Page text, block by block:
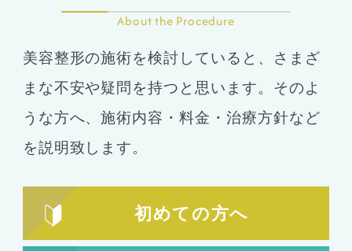
About the Procedure
美容整形の施術を検討していると、さまざ
まな不安や疑問を持つと思います。そのよ
うな方へ、施術内容・料金・治療方針など
を説明致します。
初めての方へ